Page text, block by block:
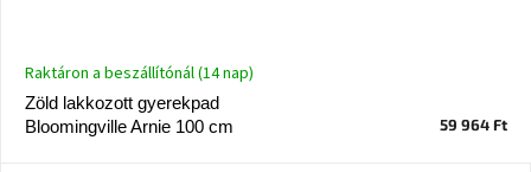
Zöld lakkozott gyerekpad
Bloomingville Arnie 100 cm
Raktáron a beszállítónál (14 nap)
59 964 Ft